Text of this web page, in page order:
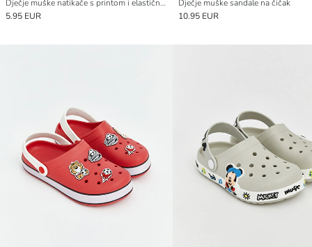
Dječje muške natikače s printom i elastičnom trakom straga
5.95 EUR
Dječje muške sandale na čičak
10.95 EUR